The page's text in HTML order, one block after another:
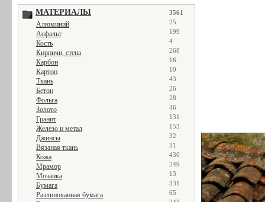
МАТЕРИАЛЫ 3561
Алюминий 25
Асфальт 199
Кость 4
Кирпичи, стена 268
Карбон 16
Картон 10
Ткань 43
Бетон 26
Фольга 28
Золото 46
Гранит 131
Железо и метал 153
Джинсы 32
Вязаная ткань 31
Кожа 430
Мрамор 249
Мозаика 13
Бумага 331
Разлинованная бумага 65